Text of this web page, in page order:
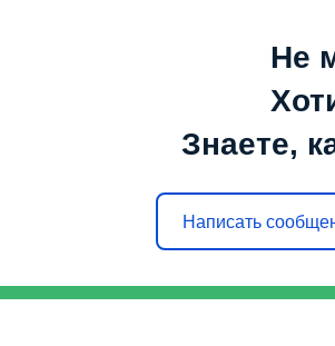
Не
Знаете,
Написать